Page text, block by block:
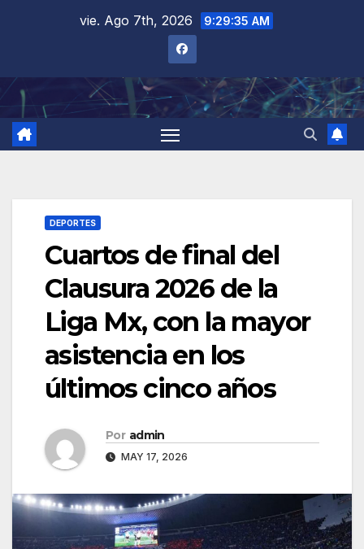
vie. Ago 7th, 2026 9:29:36 AM
DEPORTES
Cuartos de final del
Clausura 2026 de la
Liga Mx, con la mayor
asistencia en los
últimos cinco años
Por admin
MAY 17, 2026